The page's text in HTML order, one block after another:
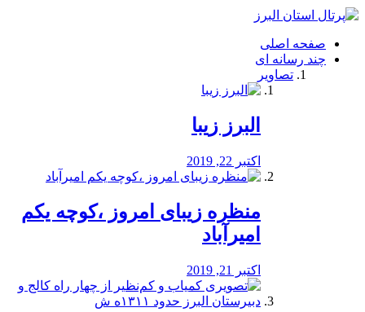
فصد
شرق
تهران
خشکشویی
صفحه اصلی
چند رسانه ای
تصاویر
البرز زیبا
اکتبر 22, 2019
منظره‌‌ زیبای امروز ،کوچه یکم
امیرآباد
اکتبر 21, 2019